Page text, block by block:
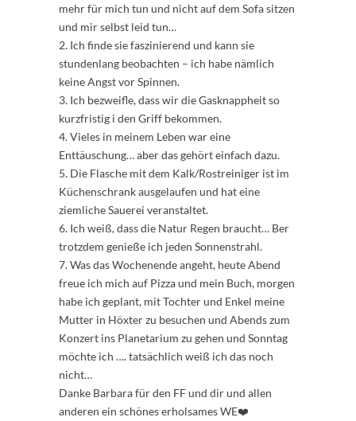
mehr für mich tun und nicht auf dem Sofa sitzen
und mir selbst leid tun…
2. Ich finde sie faszinierend und kann sie
stundenlang beobachten – ich habe nämlich
keine Angst vor Spinnen.
3. Ich bezweifle, dass wir die Gasknappheit so
kurzfristig i den Griff bekommen.
4. Vieles in meinem Leben war eine
Enttäuschung… aber das gehört einfach dazu.
5. Die Flasche mit dem Kalk/Rostreiniger ist im
Küchenschrank ausgelaufen und hat eine
ziemliche Sauerei veranstaltet.
6. Ich weiß, dass die Natur Regen braucht… Ber
trotzdem genieße ich jeden Sonnenstrahl.
7. Was das Wochenende angeht, heute Abend
freue ich mich auf Pizza und mein Buch, morgen
habe ich geplant, mit Tochter und Enkel meine
Mutter in Höxter zu besuchen und Abends zum
Konzert ins Planetarium zu gehen und Sonntag
möchte ich …. tatsächlich weiß ich das noch
nicht…
Danke Barbara für den FF und dir und allen
anderen ein schönes erholsames WE❤️